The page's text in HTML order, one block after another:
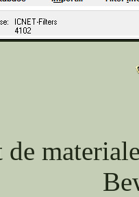
de